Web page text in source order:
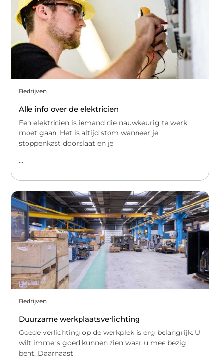
Bedrijven
Alle info over de elektricien
Een elektricien is iemand die nauwkeurig te werk
moet gaan. Het is altijd stom wanneer je
stoppenkast doorslaat en je
...
Bedrijven
Duurzame werkplaatsverlichting
Goede verlichting op de werkplek is erg belangrijk. U
wilt immers goed kunnen zien waar u mee bezig
bent. Daarnaast